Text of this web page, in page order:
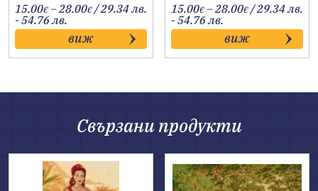
15.00€ –28.00€Price
range:
15.00€
through
28.00€
/ 29.34 лв.
- 54.76 лв.
виж
15.00€ –28.00€Price
range:
15.00€
through
28.00€
/ 29.34 лв.
- 54.76 лв.
виж
Свързани продукти